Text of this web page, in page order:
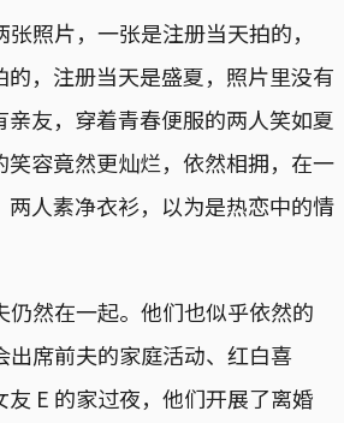
照片，一张是注册当天拍的，
的，注册当天是盛夏，照片里没有
友，穿着青春便服的两人笑如夏
笑容竟然更灿烂，依然相拥，在一
两人素净衣衫，以为是热恋中的情
仍然在一起。他们也似乎依然的
出席前夫的家庭活动、红白喜
E 的家过夜，他们开展了离婚